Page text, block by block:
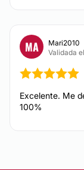
Peeling
Se le llama
MA
Mari2010
Validada
Excelente. Me
100%